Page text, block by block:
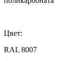
Цвет:
RAL 8007